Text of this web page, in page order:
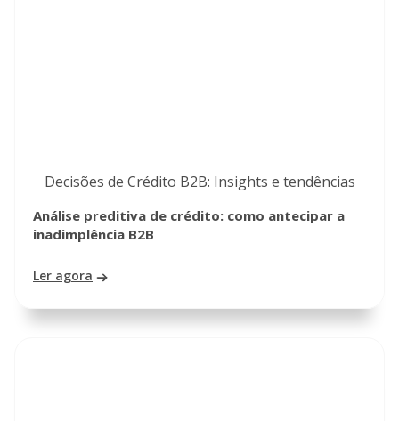
Decisões de Crédito B2B: Insights e tendências
Análise preditiva de crédito: como antecipar a
inadimplência B2B
Ler agora